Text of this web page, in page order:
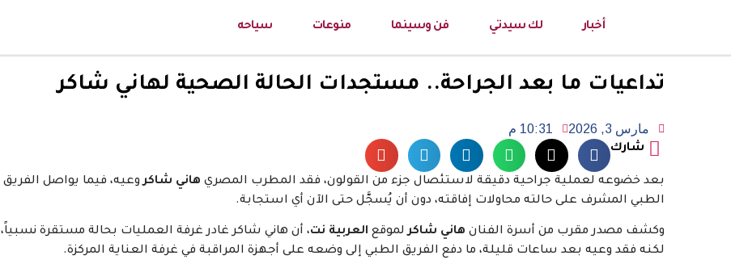
أخبار لك سيدتي فن وسينما منوعات سياحه
تداعيات ما بعد الجراحة.. مستجدات الحالة الصحية لهاني شاكر
مارس 3, 2026 10:31 م
شارك
بعد خضوعه لعملية جراحية دقيقة لاستئصال جزء من القولون، فقد المطرب المصري هاني شاكروعيه، فيما يواصل الفريق
الطبي المشرف على حالته محاولات إفاقته، دون أن يُسجَّل حتى الآن أي استجابة.
وكشف مصدر مقرب من أسرة الفنان هاني شاكرلموقع العربية نت، أن هاني شاكر غادر غرفة العمليات بحالة مستقرة نسبياً،
لكنه فقد وعيه بعد ساعات قليلة، ما دفع الفريق الطبي إلى وضعه على أجهزة المراقبة في غرفة العناية المركزة.